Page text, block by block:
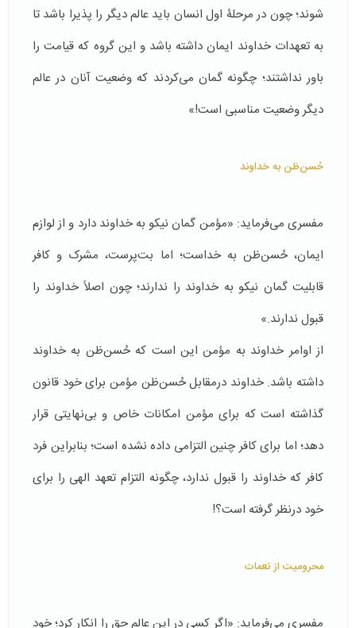
شوند؛ چون در مرحلۀ اول انسان باید عالم دیگر را پذیرا باشد تا
به تعهدات خداوند ایمان داشته باشد و این گروه که قیامت را
باور نداشتند؛ چگونه گمان می‌کردند که وضعیت آنان در عالم
دیگر وضعیت مناسبی است!»
حُسن‌ظن به خداوند
مفسری می‌فرماید: «مؤمن گمان نیکو به خداوند دارد و از لوازم
ایمان، حُسن‌ظن به خداست؛ اما بت‌پرست، مشرک و کافر
قابلیت گمان نیکو به خداوند را ندارند؛ چون اصلاً خداوند را
قبول ندارند.»
از اوامر خداوند به مؤمن این است که حُسن‌ظن به خداوند
داشته باشد. خداوند درمقابل حُسن‌ظن مؤمن برای خود قانون‌
گذاشته است که برای مؤمن امکانات خاص و بی‌نهایتی قرار
دهد؛ اما برای کافر چنین التزامی داده نشده است؛ بنابراین فرد
کافر که خداوند را قبول ندارد، چگونه التزام تعهد الهی را برای
خود درنظر گرفته است؟!
محرومیت از نعمات
مفسری می‌فرماید: «اگر کسی در این عالم حق را انکار کرد؛ خود